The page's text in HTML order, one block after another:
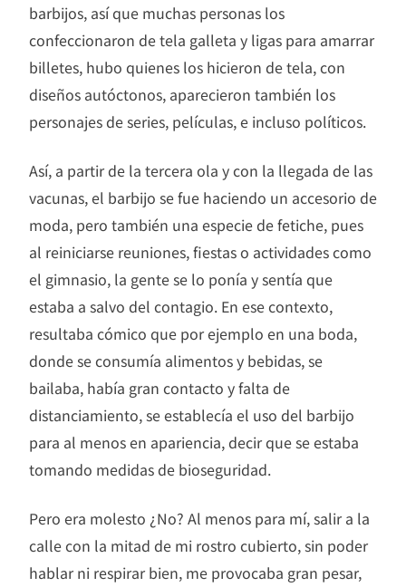
barbijos, así que muchas personas los
confeccionaron de tela galleta y ligas para amarrar
billetes, hubo quienes los hicieron de tela, con
diseños autóctonos, aparecieron también los
personajes de series, películas, e incluso políticos.
Así, a partir de la tercera ola y con la llegada de las
vacunas, el barbijo se fue haciendo un accesorio de
moda, pero también una especie de fetiche, pues
al reiniciarse reuniones, fiestas o actividades como
el gimnasio, la gente se lo ponía y sentía que
estaba a salvo del contagio. En ese contexto,
resultaba cómico que por ejemplo en una boda,
donde se consumía alimentos y bebidas, se
bailaba, había gran contacto y falta de
distanciamiento, se establecía el uso del barbijo
para al menos en apariencia, decir que se estaba
tomando medidas de bioseguridad.
Pero era molesto ¿No? Al menos para mí, salir a la
calle con la mitad de mi rostro cubierto, sin poder
hablar ni respirar bien, me provocaba gran pesar,